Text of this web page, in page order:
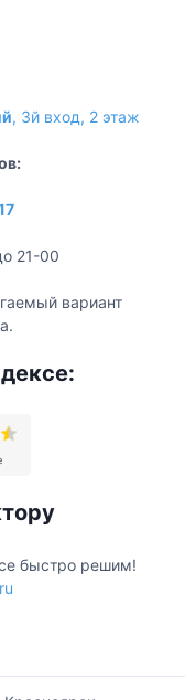
, 3й вход, 2 этаж
21-00
вариант
быстро решим!